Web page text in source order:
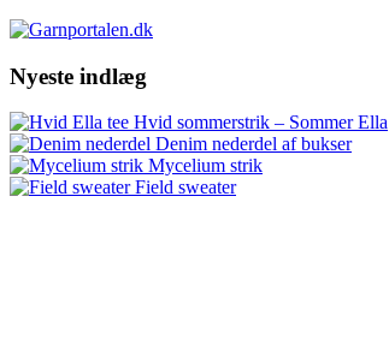
Nyeste indlæg
Hvid sommerstrik – Sommer Ella
Denim nederdel af bukser
Mycelium strik
Field sweater